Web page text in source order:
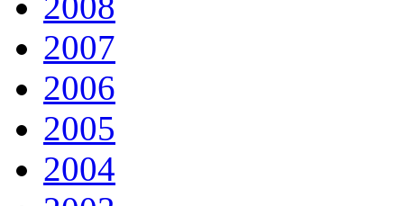
2007
2006
2005
2004